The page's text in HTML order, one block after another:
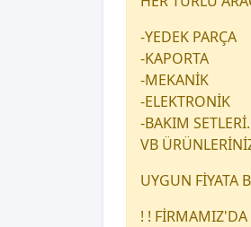
-YEDEK PARÇA
-KAPORTA
-MEKANİK
-ELEKTRONİK
-BAKIM
VB
UYGUN FİYATA
! ! FİRMAMIZ'DA